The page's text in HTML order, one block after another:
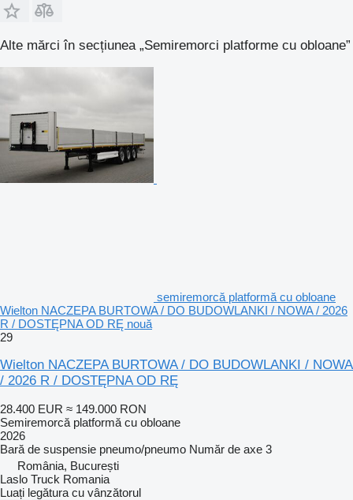
Alte mărci în secțiunea „Semiremorci platforme cu obloane”
semiremorcă platformă cu obloane
Wielton NACZEPA BURTOWA / DO BUDOWLANKI / NOWA / 2026
R / DOSTĘPNA OD RĘ nouă
29
Wielton NACZEPA BURTOWA / DO BUDOWLANKI / NOWA
/ 2026 R / DOSTĘPNA OD RĘ
28.400 EUR ≈ 149.000 RON
Semiremorcă platformă cu obloane
2026
Bară de suspensie pneumo/pneumo Număr de axe 3
România, București
Laslo Truck Romania
Luați legătura cu vânzătorul